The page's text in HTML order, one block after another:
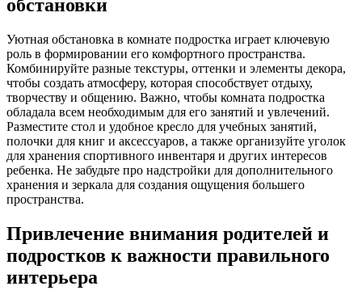
обстановки
Уютная обстановка в комнате подростка играет ключевую
роль в формировании его комфортного пространства.
Комбинируйте разные текстуры, оттенки и элементы декора,
чтобы создать атмосферу, которая способствует отдыху,
творчеству и общению. Важно, чтобы комната подростка
обладала всем необходимым для его занятий и увлечений.
Разместите стол и удобное кресло для учебных занятий,
полочки для книг и аксессуаров, а также организуйте уголок
для хранения спортивного инвентаря и других интересов
ребенка. Не забудьте про надстройки для дополнительного
хранения и зеркала для создания ощущения большего
пространства.
Привлечение внимания родителей и
подростков к важности правильного
интерьера